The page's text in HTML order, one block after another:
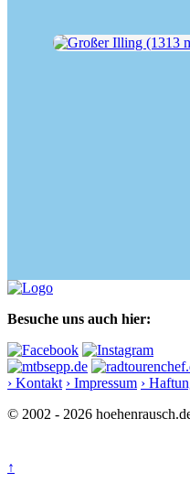
Besuche uns auch hier:
› Kontakt › Impressum ›
© 2002 - 2026
↑